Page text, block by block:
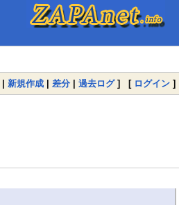
| 新規作成 | 差分 | 過去ログ] [ ログイン ]